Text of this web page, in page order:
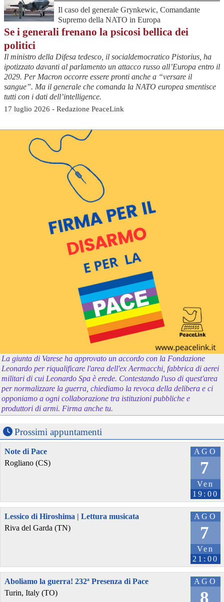
Il caso del generale Grynkewic, Comandante
Supremo della NATO in Europa
Se i generali frenano la psicosi bellica dei
politici
Il ministro della Difesa tedesco, il socialdemocratico Pistorius, ha
ipotizzato davanti al parlamento un attacco russo all’Europa entro il
2029. Per Macron occorre essere pronti anche a “versare il
sangue”. Ma il generale che comanda la NATO europea smentisce
tutti con i dati dell’intelligence.
17 luglio 2026 - Redazione PeaceLink
La giunta di Varese ha approvato un accordo con la Fondazione
Leonardo per riqualificare l'area dell'ex Aermacchi, fabbrica di aerei
militari di cui Leonardo Spa è erede. Contestando l'uso di quest'area
per normalizzare la guerra, chiediamo la revoca della delibera e ci
opponiamo a ogni collaborazione tra istituzioni pubbliche e
produttori di armi. Firma anche tu.
Prossimi appuntamenti
AGO
7
Ven
19:00
Note di Pace
Rogliano (CS)
AGO
7
Ven
21:00
Lessico di Hiroshima | Lettura musicata
Riva del Garda (TN)
AGO
8
Aboliamo la guerra! 232ª Presenza di Pace
Turin, Italy (TO)